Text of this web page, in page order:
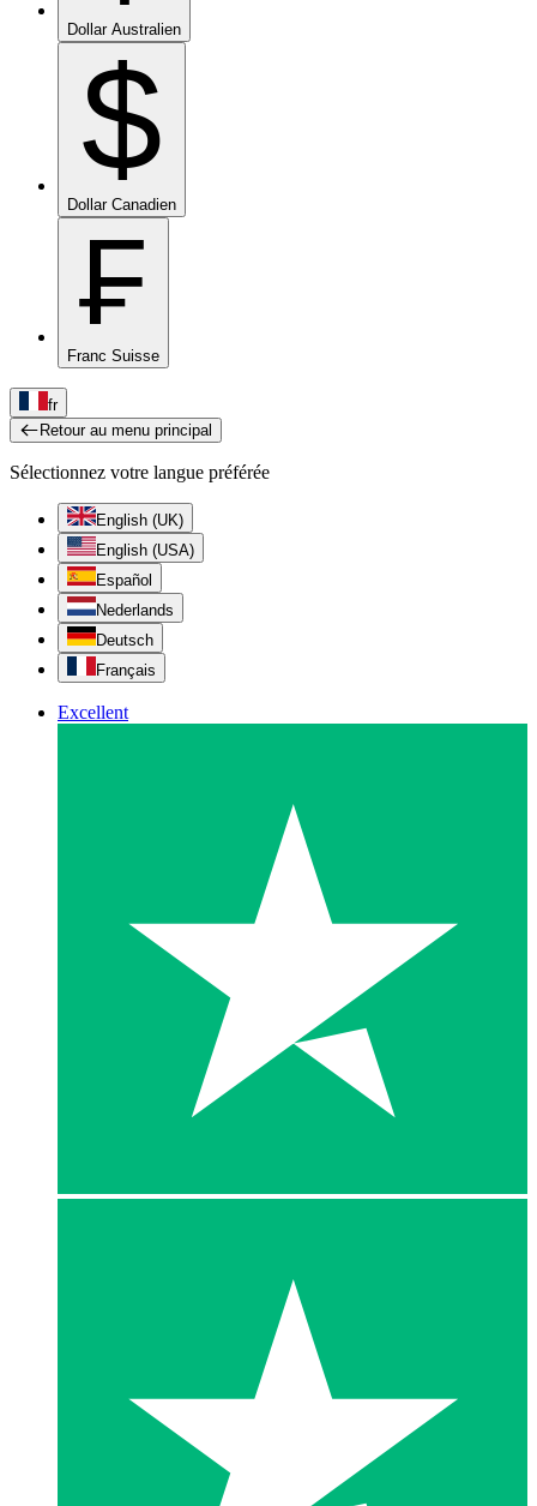
Dollar Australien
$
Dollar Canadien
₣
Franc Suisse
fr
Retour au menu principal
Sélectionnez votre langue préférée
English (UK)
English (USA)
Español
Nederlands
Deutsch
Français
Excellent